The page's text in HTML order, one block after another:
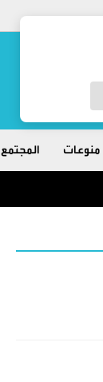
منوعات المجتمع